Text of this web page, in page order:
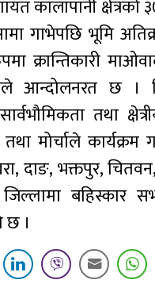
कालापानी क्षेत्रको
गाभेपछि भूमि
क्रान्तिकारी
आन्दोलनरत छ ।
तथा
तथा मोर्चाले
दाङ, भक्तपुर,
बहिस्कार
छ ।